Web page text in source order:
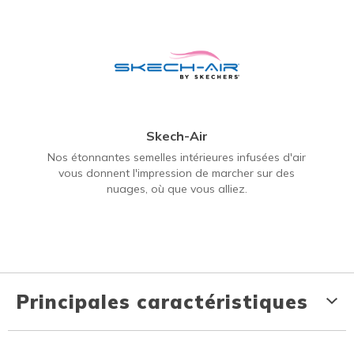
Skech-Air
Nos étonnantes semelles intérieures infusées d'air
vous donnent l'impression de marcher sur des
nuages, où que vous alliez.
Principales caractéristiques